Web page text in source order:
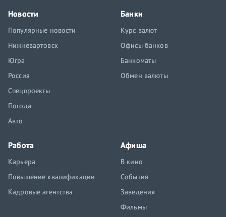
Новости
Популярные новости
Нижневартовск
Югра
Россия
Спецпроекты
Погода
Авто
Банки
Курс валют
Офисы банков
Банкоматы
Обмен валюты
Работа
Карьера
Повышение квалификации
Кадровые агентства
Афиша
В кино
События
Заведения
Фильмы